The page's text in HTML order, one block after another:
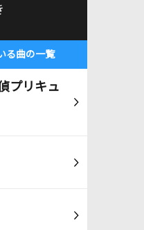
る曲の一覧
プリキュ